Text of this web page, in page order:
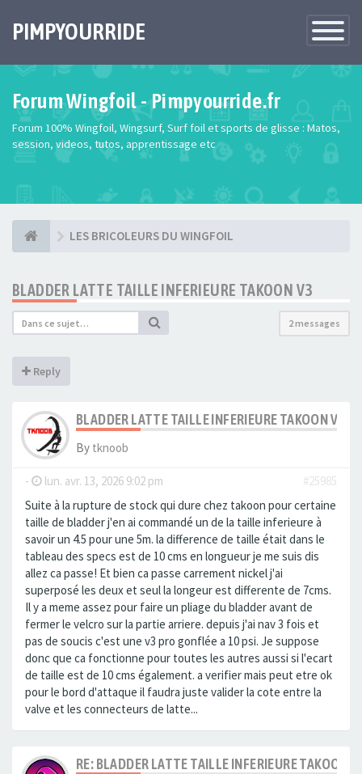
Toggle
PIMPYOURRIDE
Forum Wingfoil - Pimpyourride.fr
Forum 100% Wingfoil, Wingsurf, Surf foil et sports de glisse : Matos,
session, videos, tutos, apprentissage etc
LES BRICOLEURS DU WINGFOIL
BLADDER LATTE TAILLE INFERIEURE TAKOON V3
2 messages
Reply
BLADDER LATTE TAILLE INFERIEURE TAKOON V3
By tknoob
- lun. avr. 13, 2026 9:02 pm
#25985
Suite à la rupture de stock qui dure chez takoon pour certaine
taille de bladder j'en ai commandé un de la taille inferieure à
savoir un 4.5 pour une 5m. la difference de taille était dans le
tableau des specs est de 10 cms en longueur je me suis dis
allez ca passe! Et bien ca passe carrement nickel j'ai
superposé les deux et seul la longeur est differente de 7cms.
Il y a meme assez pour faire un pliage du bladder avant de
fermer le velcro sur la partie arriere. depuis j'ai nav 3 fois et
pas de soucis c'est une v3 pro gonflée a 10 psi. Je suppose
donc que ca fonctionne pour toutes les autres aussi si l'ecart
de taille est de 10 cms également. a verifier mais peut etre ok
pour le bord d'attaque il faudra juste valider la cote entre la
valve et les connecteurs de latte...
RE: BLADDER LATTE TAILLE INFERIEURE TAKOON